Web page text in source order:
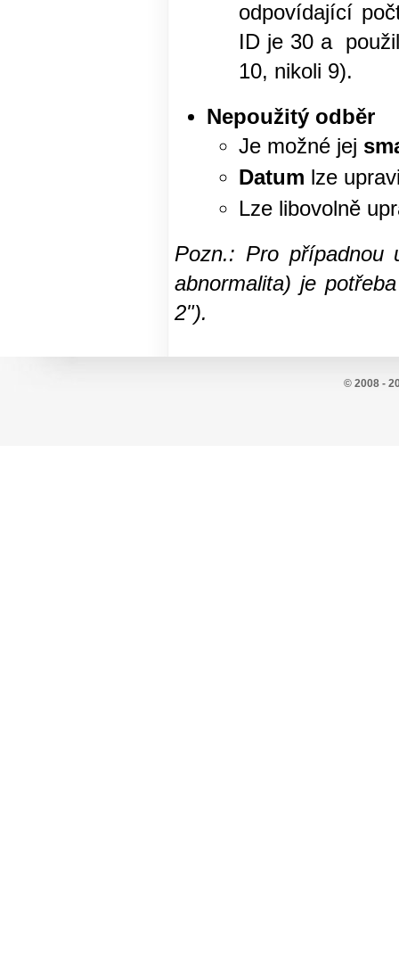
odpovídající
ID je 30 a
10, nikoli 9).
Nepoužitý odběr
Je možné jej
Datum lze
Lze libovolně
Pozn.: Pro případnou
abnormalita) je
2").
© 2008 -